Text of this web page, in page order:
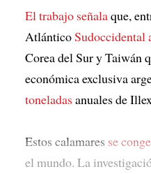
El trabajo señalaque,
AtlánticoSudoccidental
Corea del Sur y Taiwán
económica exclusiva
toneladasanuales de
Estos calamares se
el mundo. La